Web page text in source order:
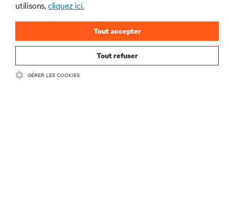
Joignez-vous à notre liste de diffusion
pour recevoir les dernières nouvelles sur
les produits et les mises à jour du
secteur de Vertiv.
utilisons,cliquez ici.
Tout refuser
Tout accepter
GÉRER LES COOKIES